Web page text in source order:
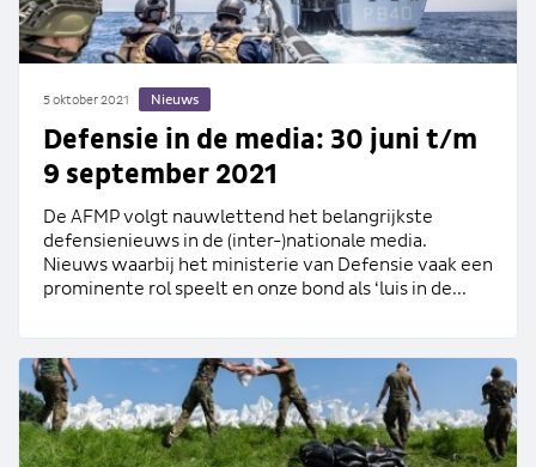
5 oktober 2021 Nieuws
Defensie in de media: 30 juni t/m
9 september 2021
De AFMP volgt nauwlettend het belangrijkste
defensienieuws in de (inter-)nationale media.
Nieuws waarbij het ministerie van Defensie vaak een
prominente rol speelt en onze bond als ‘luis in de...